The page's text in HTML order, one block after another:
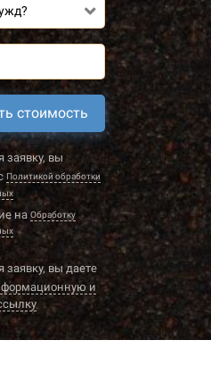
стоимость
заявку, вы
Политикой обработки
на Обработку
заявку, вы даете
и